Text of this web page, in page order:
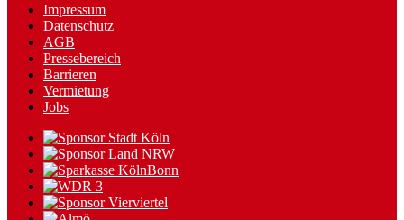
Impressum
Datenschutz
AGB
Pressebereich
Barrieren
Vermietung
Jobs